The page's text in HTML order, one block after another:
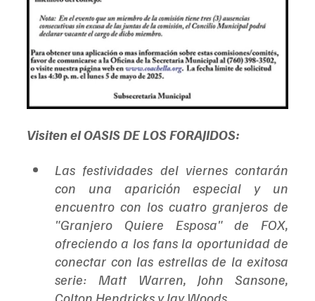
Visiten el OASIS DE LOS FORAJIDOS:
Las festividades del viernes contarán
con una aparición especial y un
encuentro con los cuatro granjeros de
"Granjero Quiere Esposa" de FOX,
ofreciendo a los fans la oportunidad de
conectar con las estrellas de la exitosa
serie: Matt Warren, John Sansone,